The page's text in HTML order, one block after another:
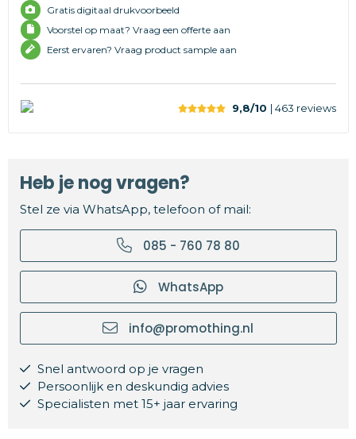
Gratis digitaal drukvoorbeeld
Voorstel op maat? Vraag een offerte aan
Eerst ervaren? Vraag product sample aan
9,8/10 | 463 reviews
Heb je nog vragen?
Stel ze via WhatsApp, telefoon of mail:
085 - 760 78 80
WhatsApp
info@promothing.nl
Snel antwoord op je vragen
Persoonlijk en deskundig advies
Specialisten met 15+ jaar ervaring